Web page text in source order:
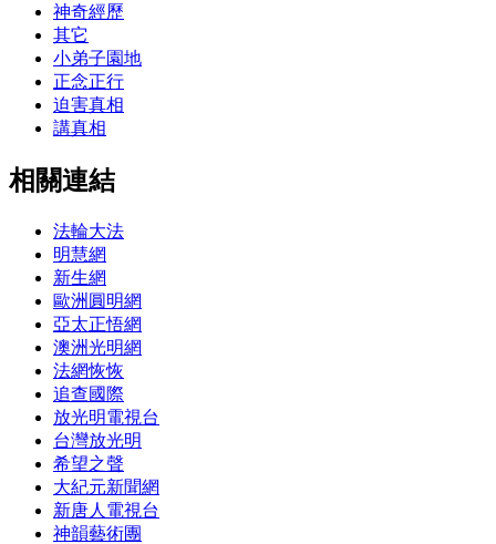
神奇經歷
其它
小弟子園地
正念正行
迫害真相
講真相
相關連結
法輪大法
明慧網
新生網
歐洲圓明網
亞太正悟網
澳洲光明網
法網恢恢
追查國際
放光明電視台
台灣放光明
希望之聲
大紀元新聞網
新唐人電視台
神韻藝術團